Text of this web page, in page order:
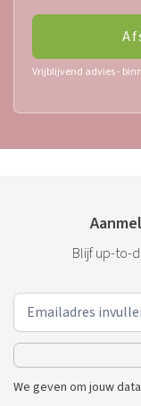
Vrijblijvend advies -
Blijf up-to-
We geven om jouw data